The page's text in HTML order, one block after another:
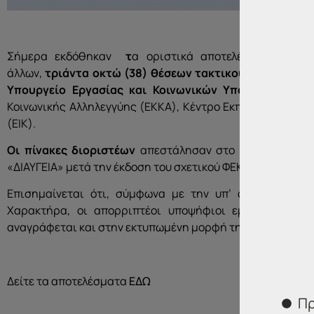
Σήμερα εκδόθηκαντα οριστικά αποτελέσματα της
άλλων,τριάντα οκτώ (38) θέσεων τακτικού
Υπουργείο Εργασίας και Κοινωνικών Υποθέσεων
Κοινωνικής Αλληλεγγύης (ΕΚΚΑ), Κέντρο Εκπαίδευσης
(ΕΙΚ).
Οι πίνακες διοριστέων απεστάλησαν στο
«ΔΙΑΥΓΕΙΑ» μετά την έκδοση του σχετικού ΦΕΚ.
Επισημαίνεται ότι, σύμφωνα με την υπ’ αριθ. 62/
Χαρακτήρα, οι απορριπτέοι υποψήφιοι εμφανίζονται
αναγράφεται και στην εκτυπωμένη μορφή της
Δείτε τα αποτελέσματα ΕΔΩ